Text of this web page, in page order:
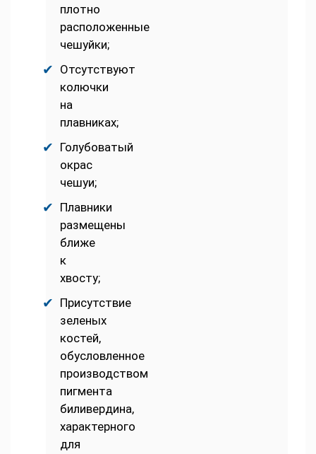
плотно
расположенные
чешуйки;
Отсутствуют
колючки
на
плавниках;
Голубоватый
окрас
чешуи;
Плавники
размещены
ближе
к
хвосту;
Присутствие
зеленых
костей,
обусловленное
производством
пигмента
биливердина,
характерного
для